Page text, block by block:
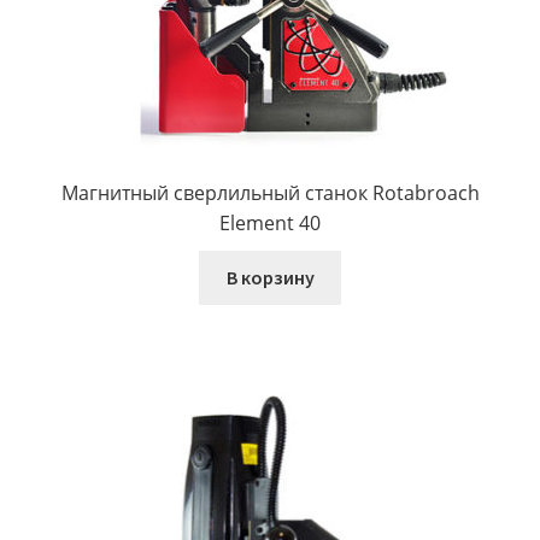
Магнитный сверлильный станок Rotabroach
Element 40
В корзину